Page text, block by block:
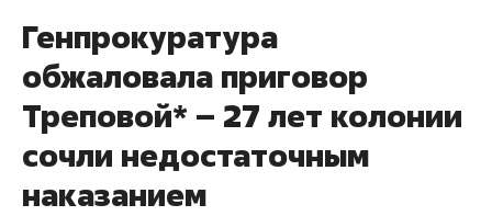
Генпрокуратура
обжаловала приговор
Треповой* – 27 лет колонии
сочли недостаточным
наказанием